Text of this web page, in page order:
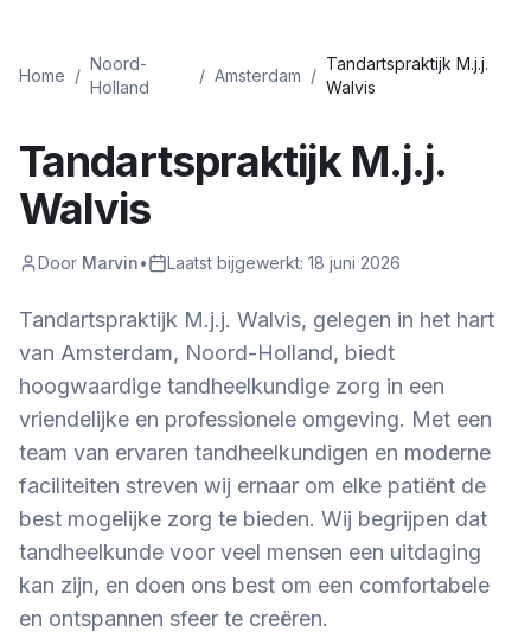
Home /
Noord-
Holland
/ Amsterdam /
Tandartspraktijk M.j.j.
Walvis
Tandartspraktijk M.j.j.
Walvis
Door Marvin• Laatst bijgewerkt: 18 juni 2026
Tandartspraktijk M.j.j. Walvis, gelegen in het hart
van Amsterdam, Noord-Holland, biedt
hoogwaardige tandheelkundige zorg in een
vriendelijke en professionele omgeving. Met een
team van ervaren tandheelkundigen en moderne
faciliteiten streven wij ernaar om elke patiënt de
best mogelijke zorg te bieden. Wij begrijpen dat
tandheelkunde voor veel mensen een uitdaging
kan zijn, en doen ons best om een comfortabele
en ontspannen sfeer te creëren.